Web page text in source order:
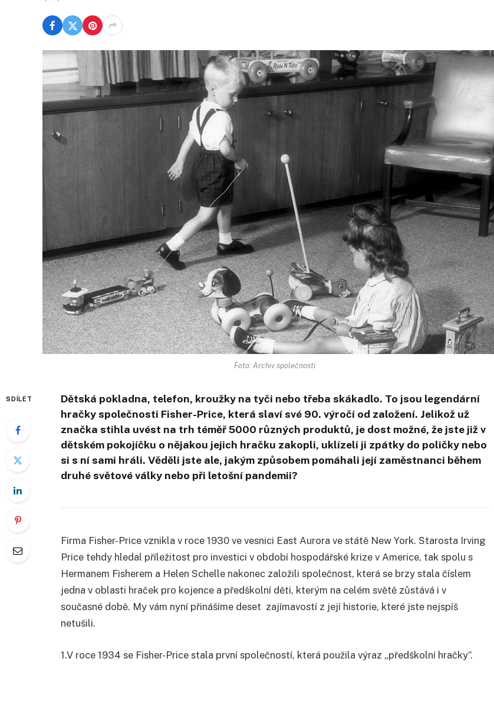
Foto: Archiv společnosti
SDÍLET
Dětská pokladna, telefon, kroužky na tyči nebo třeba skákadlo. To jsou legendární
hračky společnosti Fisher-Price, která slaví své 90. výročí od založení. Jelikož už
značka stihla uvést na trh téměř 5000 různých produktů, je dost možné, že jste již v
dětském pokojíčku o nějakou jejich hračku zakopli, uklízeli ji zpátky do poličky nebo
si s ní sami hráli. Věděli jste ale, jakým způsobem pomáhali její zaměstnanci během
druhé světové války nebo při letošní pandemii?
Firma Fisher-Price vznikla v roce 1930 ve vesnici East Aurora ve státě New York. Starosta Irving
Price tehdy hledal příležitost pro investici v období hospodářské krize v Americe, tak spolu s
Hermanem Fisherem a Helen Schelle nakonec založili společnost, která se brzy stala číslem
jedna v oblasti hraček pro kojence a předškolní děti, kterým na celém světě zůstává i v
současné době. My vám nyní přinášíme deset zajímavostí z její historie, které jste nejspíš
netušili.
1.V roce 1934 se Fisher-Price stala první společností, která použila výraz „předškolní hračky”.